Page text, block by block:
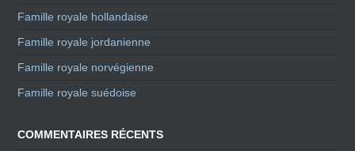
Famille royale hollandaise
Famille royale jordanienne
Famille royale norvégienne
Famille royale suédoise
COMMENTAIRES RÉCENTS